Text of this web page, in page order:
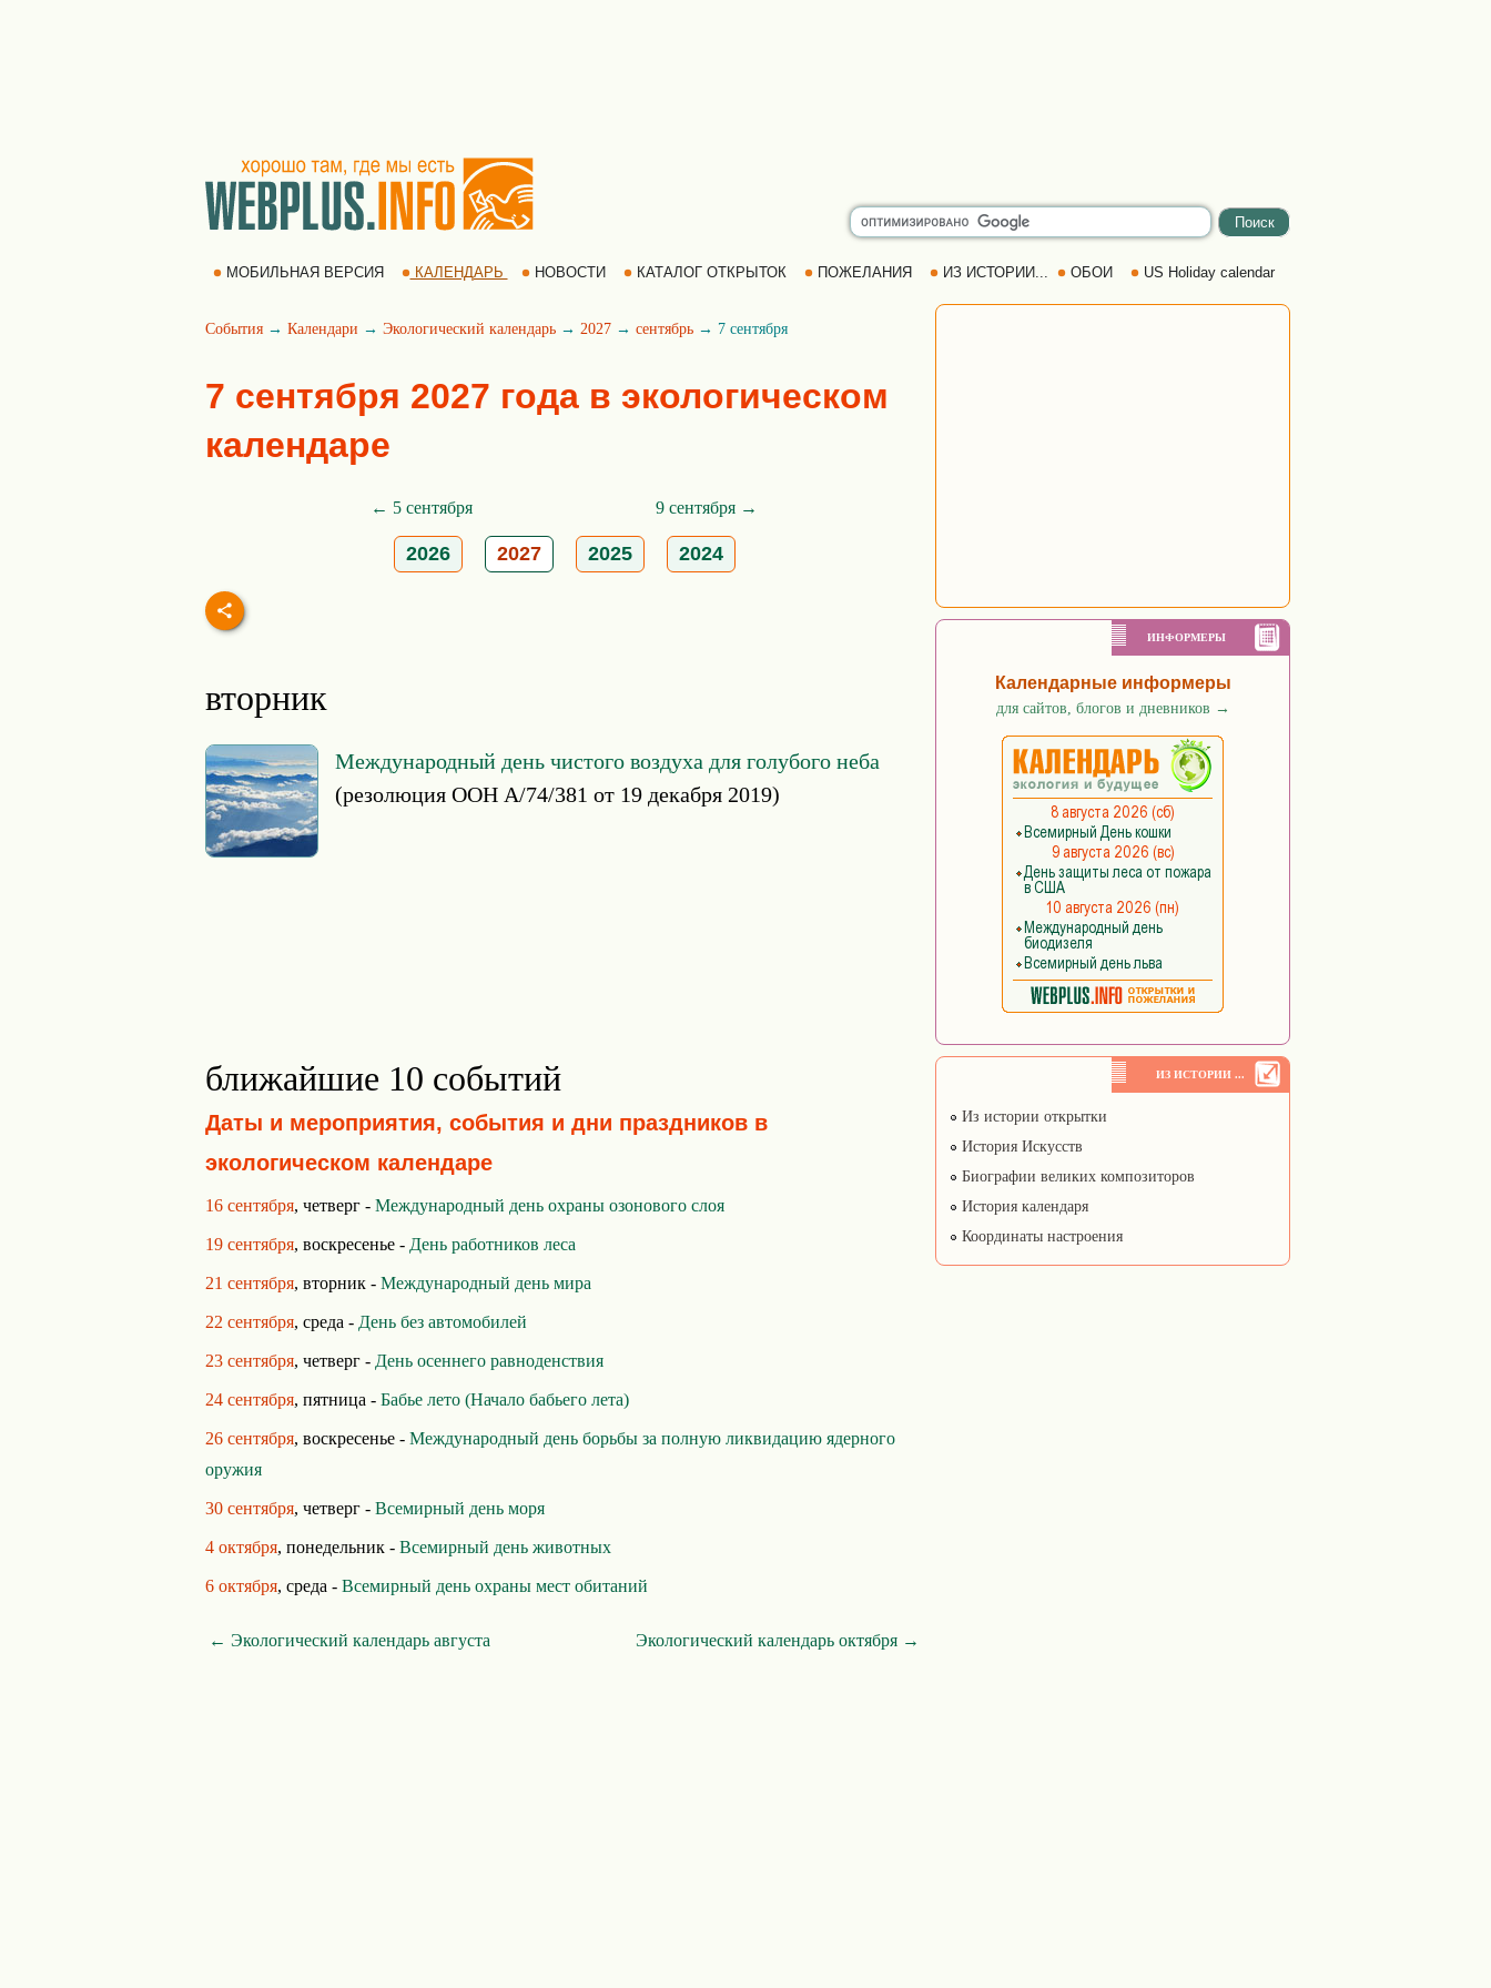
МОБИЛЬНАЯ ВЕРСИЯ КАЛЕНДАРЬ НОВОСТИ КАТАЛОГ ОТКРЫТОК ПОЖЕЛАНИЯ ИЗ ИСТОРИИ... ОБОИ US Holiday calendar
События → Календари → Экологический календарь → 2027 → сентябрь → 7 сентября
7 сентября 2027 года в экологическом
календаре
← 5 сентября 9 сентября →
2026 2027 2025 2024
вторник
Международный день чистого воздуха для голубого неба
(резолюция ООН A/74/381 от 19 декабря 2019)
ближайшие 10 событий
Даты и мероприятия, события и дни праздников в
экологическом календаре
16 сентября, четверг - Международный день охраны озонового слоя
19 сентября, воскресенье - День работников леса
21 сентября, вторник - Международный день мира
22 сентября, среда - День без автомобилей
23 сентября, четверг - День осеннего равноденствия
24 сентября, пятница - Бабье лето (Начало бабьего лета)
26 сентября, воскресенье - Международный день борьбы за полную ликвидацию ядерного
оружия
30 сентября, четверг - Всемирный день моря
4 октября, понедельник - Всемирный день животных
6 октября, среда - Всемирный день охраны мест обитаний
← Экологический календарь августа Экологический календарь октября →
ИНФОРМЕРЫ
Календарные информеры
для сайтов, блогов и дневников →
ИЗ ИСТОРИИ ...
Из истории открытки
История Искусств
Биографии великих композиторов
История календаря
Координаты настроения